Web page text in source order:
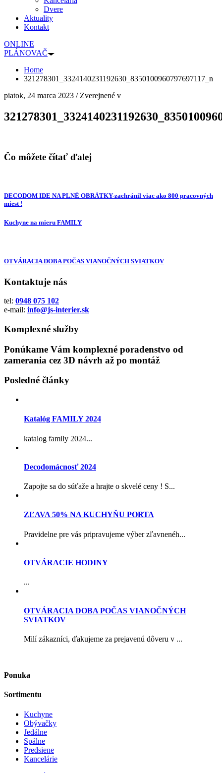
Dvere
Aktuality
Kontakt
ONLINE
PLÁNOVAČ
Home
321278301_3324140231192630_8350100960797697117_n
piatok, 24 marca 2023 /Zverejnené v
Čo môžete čítať ďalej
DECODOM IDE NA PLNÉ OBRÁTKY-zachránil viac ako 800 pracovných
miest !
Kuchyne na mieru FAMILY
OTVÁRACIA DOBA POČAS VIANOČNÝCH SVIATKOV
Kontaktuje nás
tel: 0948 075 102
e-mail: info@js-interier.sk
Komplexné služby
Ponúkame Vám komplexné poradenstvo od
zamerania cez 3D návrh až po montáž
Posledné články
Katalóg FAMILY 2024
katalog family 2024...
Decodomácnosť 2024
Zapojte sa do súťaže a hrajte o skvelé ceny ! S...
ZĽAVA 50% NA KUCHYŇU PORTA
Pravidelne pre vás pripravujeme výber zľavnenéh...
OTVÁRACIE HODINY
...
OTVÁRACIA DOBA POČAS VIANOČNÝCH
SVIATKOV
Milí zákazníci, ďakujeme za prejavenú dôveru v ...
Ponuka
Sortimentu
Kuchyne
Obývačky
Jedálne
Spálne
Predsiene
Kancelárie